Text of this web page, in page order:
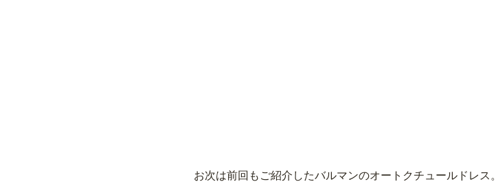
お次は前回もご紹介したバルマンのオートクチュールドレス。